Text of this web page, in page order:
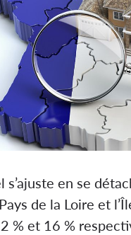
en se
de la Loire et
% et 16 %